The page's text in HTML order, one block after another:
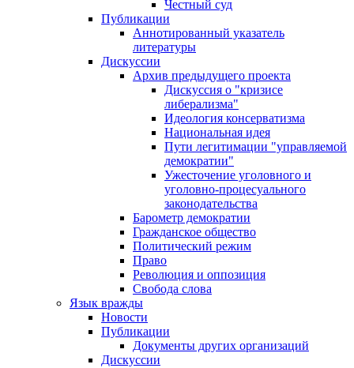
Честный суд
Публикации
Аннотированный указатель
литературы
Дискуссии
Архив предыдущего проекта
Дискуссия о "кризисе
либерализма"
Идеология консерватизма
Национальная идея
Пути легитимации "управляемой
демократии"
Ужесточение уголовного и
уголовно-процесуального
законодательства
Барометр демократии
Гражданское общество
Политический режим
Право
Революция и оппозиция
Свобода слова
Язык вражды
Новости
Публикации
Документы других организаций
Дискуссии